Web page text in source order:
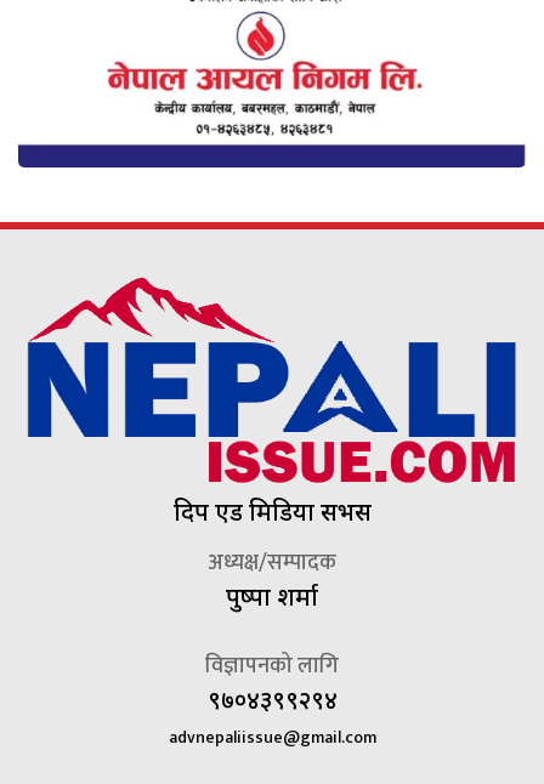
दिप एड मिडिया सर्भिस
अध्यक्ष/सम्पादक
पुष्पा शर्मा
विज्ञापनको लागि
९७०४३९९२९४
advnepaliissue@gmail.com